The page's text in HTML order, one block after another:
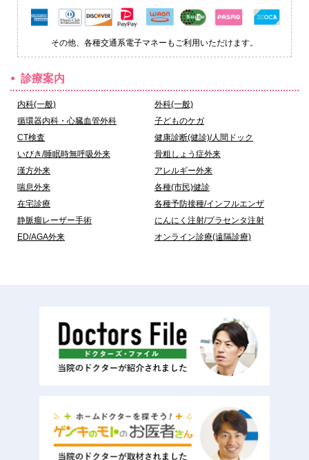
その他、各種交通系電子マネーもご利用いただけます。
診療案内
内科(一般)
外科(一般)
循環器内科・心臓血管外科
子どものケガ
CT検査
健康診断(健診)/人間ドック
いびき/睡眠時無呼吸外来
骨粗しょう症外来
漢方外来
アレルギー外来
喘息外来
各種(市民)健診
在宅診療
各種予防接種/インフルエンザ
静脈瘤レーザー手術
にんにく注射/プラセンタ注射
ED/AGA外来
オンライン診療(遠隔診療)